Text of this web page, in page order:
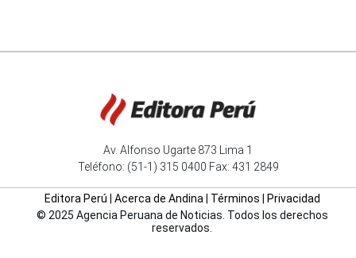
Av. Alfonso Ugarte 873 Lima 1
Teléfono: (51-1) 315 0400 Fax: 431 2849
Editora Perú Acerca de Andina| Términos
Privacidad
© 2025 Agencia Peruana de Noticias. Todos los derechos
reservados.